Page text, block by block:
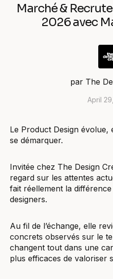
Marché &
2026 avec
par The
April
Le Product Design évolue,
se démarquer.
Invitée chez The Design
regard sur les attentes
fait réellement la
designers.
Au fil de l’échange, elle
concrets observés sur le
changent tout dans une
plus efficaces de valoriser